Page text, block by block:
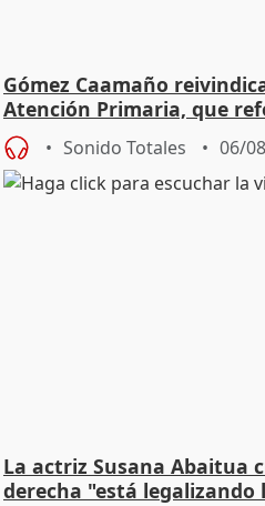
Gómez Caamaño
Atención Primaria, que
Sonido Totales 06/
La actriz Susana Abaitua
derecha "está